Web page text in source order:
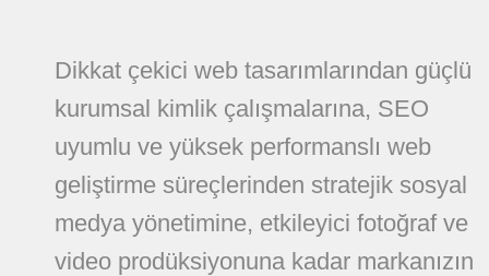
Hizmetlerimiz
Kariyer
İletişim
Dikkat çekici web tasarımlarından güçlü
kurumsal kimlik çalışmalarına, SEO
uyumlu ve yüksek performanslı web
geliştirme süreçlerinden stratejik sosyal
medya yönetimine, etkileyici fotoğraf ve
video prodüksiyonuna kadar markanızın